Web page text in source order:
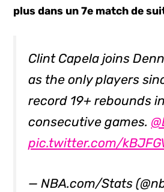
plus dans un 7e match de
Clint Capela joins
as the only players
record 19+ rebounds
consecutive games.
pic.twitter.com/
— NBA.com/Stats